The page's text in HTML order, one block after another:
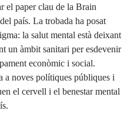
el paper clau de la Brain
país. La trobada ha posat
la salut mental està deixant
un àmbit sanitari per esdevenir
econòmic i social.
a noves polítiques públiques i
el cervell i el benestar mental